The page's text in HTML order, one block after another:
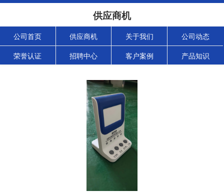
供应商机
公司首页 供应商机 关于我们 公司动态
荣誉认证 招聘中心 客户案例 产品知识